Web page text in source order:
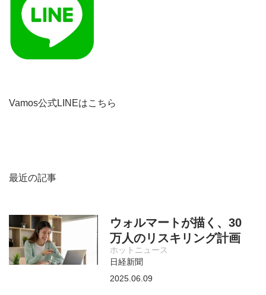
Vamos公式LINEはこちら
最近の記事
ウォルマートが描く、30
万人のリスキリング計画
ホットニュース
日経新聞
2025.06.09